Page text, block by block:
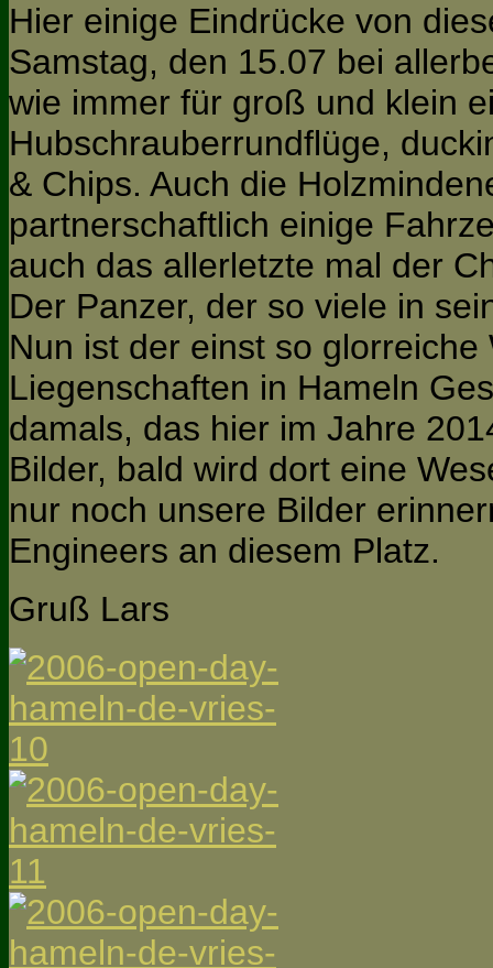
Hier einige Eindrücke von
Samstag, den 15.07 bei
wie immer für groß und klein
Hubschrauberrundflüge,
& Chips. Auch die
partnerschaftlich einige
auch das allerletzte mal der
Der Panzer, der so viele in
Nun ist der einst so
Liegenschaften in Hameln
damals, das hier im Jahre
Bilder, bald wird dort eine
nur noch unsere Bilder
Engineers an diesem Platz.
Gruß Lars